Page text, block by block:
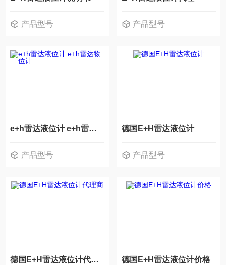
产品型号 产品型号
e+h雷达液位计 e+h雷达物位计
产品型号
德国E+H雷达液位计
产品型号
德国E+H雷达液位计代理商 德国E+H雷达液位计价格